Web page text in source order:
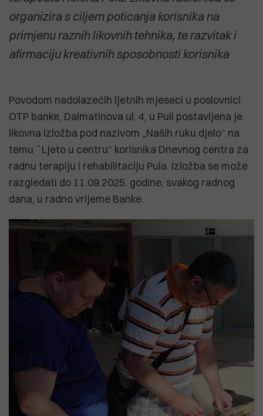
organizira s ciljem poticanja korisnika na
primjenu raznih likovnih tehnika, te razvitak i
afirmaciju kreativnih sposobnosti korisnika
Povodom nadolazećih ljetnih mjeseci u poslovnici
OTP banke, Dalmatinova ul. 4, u Puli postavljena je
likovna izložba pod nazivom „Naših ruku djelo“ na
temu ˇLjeto u centru“ korisnika Dnevnog centra za
radnu terapiju i rehabilitaciju Pula. Izložba se može
razgledati do 11.09.2025. godine, svakog radnog
dana, u radno vrijeme Banke.